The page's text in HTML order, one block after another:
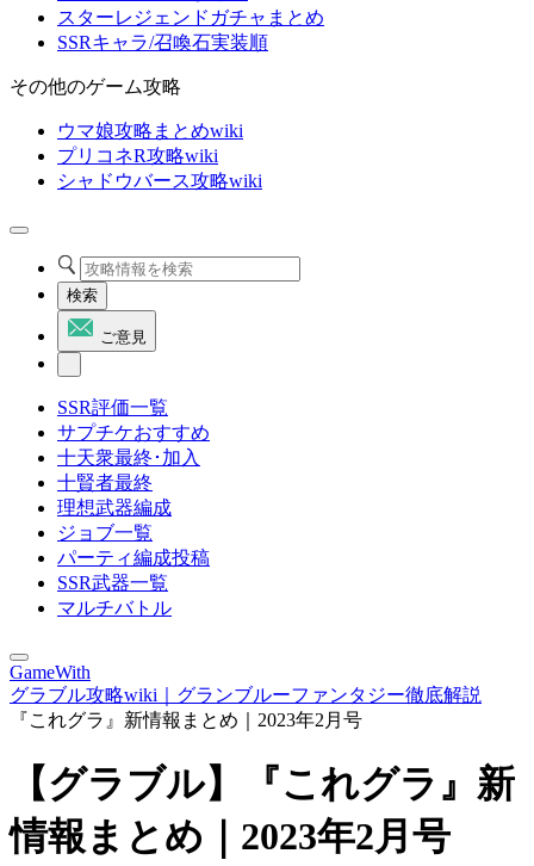
スターレジェンドガチャまとめ
SSRキャラ/召喚石実装順
その他のゲーム攻略
ウマ娘攻略まとめwiki
プリコネR攻略wiki
シャドウバース攻略wiki
検索
ご意見
SSR評価一覧
サプチケおすすめ
十天衆最終･加入
十賢者最終
理想武器編成
ジョブ一覧
パーティ編成投稿
SSR武器一覧
マルチバトル
GameWith
グラブル攻略wiki｜グランブルーファンタジー徹底解説
『これグラ』新情報まとめ｜2023年2月号
【グラブル】『これグラ』新
情報まとめ｜2023年2月号